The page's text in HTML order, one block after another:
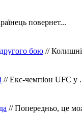
повернет...
бою //
// Екс-чемпіон UFC у
// Попередньо, це